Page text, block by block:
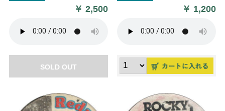
￥2,500
SOLD OUT
￥ 1,200